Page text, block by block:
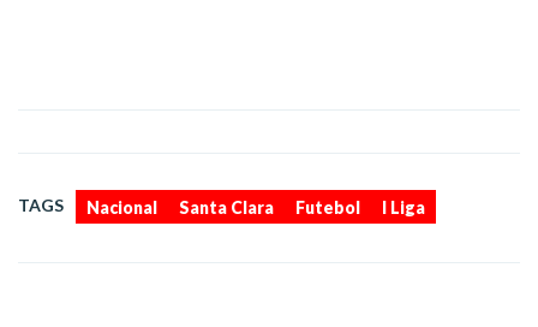
TAGS Nacional Santa Clara Futebol I Liga